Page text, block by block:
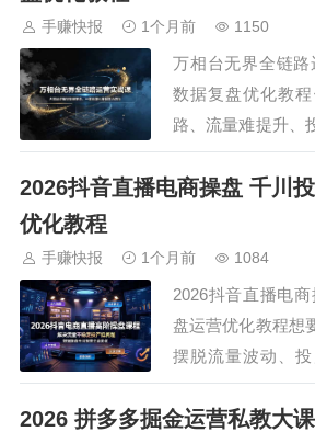
实操，覆盖洗护、
手赚快报 1个月前 1150
万相台无界全链
数据复盘优化教
路、流量难提升、
相台无界全链路运
界推广底层流量
局、人群打标、出
技巧，整理全套标
2026抖音直播电商操盘 千川
优化教程
手赚快报 1个月前 1084
2026抖音直播电
盘运营优化教程想
摆脱流量波动、
2026抖音电商直播
货内容，适配新号
2026 拼多多掘金运营私教大